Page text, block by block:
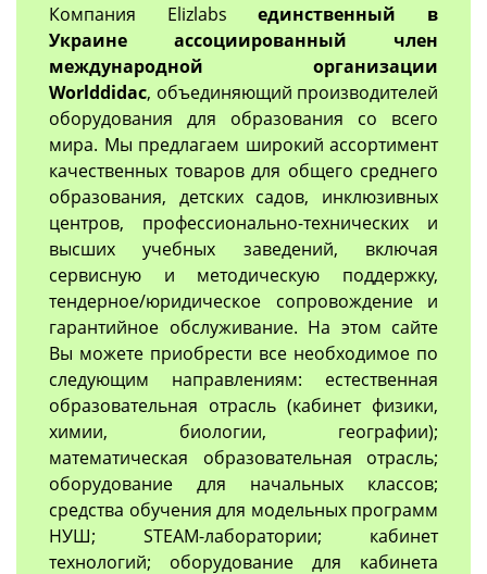
Компания Elizlabsединственный в
Украине ассоциированный член
международной организации
Worlddidac, объединяющий производителей
оборудования для образования со всего
мира. Мы предлагаем широкий ассортимент
качественных товаров для общего среднего
образования, детских садов, инклюзивных
центров, профессионально-технических и
высших учебных заведений, включая
сервисную и методическую поддержку,
тендерное/юридическое сопровождение и
гарантийное обслуживание. На этом сайте
Вы можете приобрести все необходимое по
следующим направлениям: естественная
образовательная отрасль (кабинет физики,
химии, биологии, географии);
математическая образовательная отрасль;
оборудование для начальных классов;
средства обучения для модельных программ
НУШ; STEAM-лаборатории; кабинет
технологий; оборудование для кабинета